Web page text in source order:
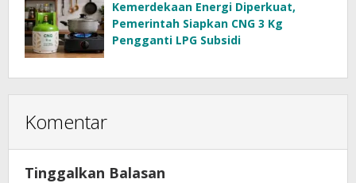
Kemerdekaan Energi Diperkuat,
Pemerintah Siapkan CNG 3 Kg
Pengganti LPG Subsidi
Komentar
Tinggalkan Balasan